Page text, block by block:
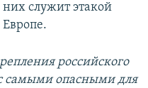
служит этакой
российского
самыми опасными для